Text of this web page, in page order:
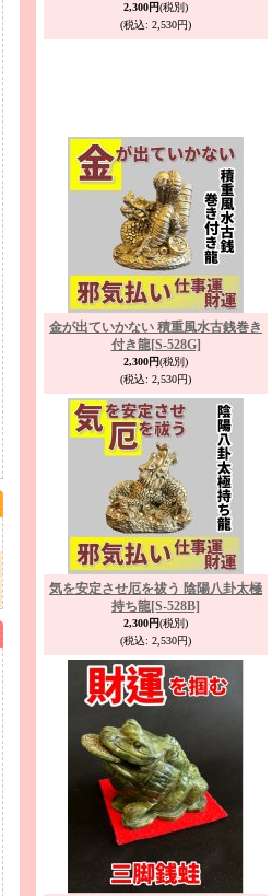
2,300円(税別)
(税込: 2,530円)
金が出ていかない 積重風水古銭巻き
付き龍[S-528G]
2,300円(税別)
(税込: 2,530円)
気を安定させ厄を祓う 陰陽八卦太極
持ち龍[S-528B]
2,300円(税別)
(税込: 2,530円)